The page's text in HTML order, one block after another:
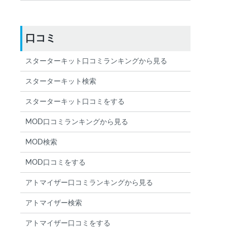
口コミ
スターターキット口コミランキングから見る
スターターキット検索
スターターキット口コミをする
MOD口コミランキングから見る
MOD検索
MOD口コミをする
アトマイザー口コミランキングから見る
アトマイザー検索
アトマイザー口コミをする